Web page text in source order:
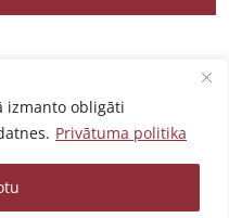
izmanto obligāti
Privātuma politika
03.08.2026